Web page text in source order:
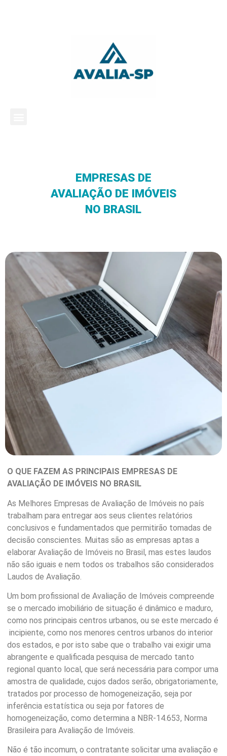
EMPRESAS DE
AVALIAÇÃO DE IMÓVEIS
NO BRASIL
O QUE FAZEM AS PRINCIPAIS EMPRESAS DE
AVALIAÇÃO DE IMÓVEIS N O BRASIL
As Melhores Empresas de Avaliação de Imóveis no país
trabalham para entregar aos seus clientes relatórios
conclusivos e fundamentados que permitirão tomadas de
decisão conscientes. Muitas são as empresas aptas a
elaborar Avaliação de Imóveis no Brasil, mas estes laudos
não são iguais e nem todos os trabalhos são considerados
Laudos de Avaliação.
Um bom profissional de Avaliação de Imóveis compreende
se o mercado imobiliário de situação é dinâmico e maduro,
como nos principais centros urbanos, ou se este mercado é
incipiente, como nos menores centros urbanos do interior
dos estados, e por isto sabe que o trabalho vai exigir uma
abrangente e qualificada pesquisa de mercado tanto
regional quanto local, que será necessária para compor uma
amostra de qualidade, cujos dados serão, obrigatoriamente,
tratados por processo de homogeneização, seja por
inferência estatística ou seja por fatores de
homogeneização, como determina a NBR-14.653, Norma
Brasileira para Avaliação de Imóveis.
Não é tão incomum, o contratante solicitar uma avaliação e